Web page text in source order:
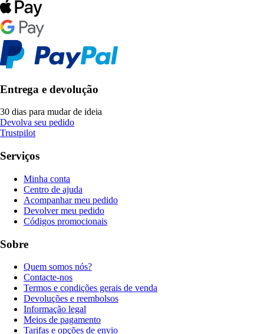
Entrega e devolução
30 dias para mudar de ideia
Devolva seu pedido
Trustpilot
Serviços
Minha conta
Centro de ajuda
Acompanhar meu pedido
Devolver meu pedido
Códigos promocionais
Sobre
Quem somos nós?
Contacte-nos
Termos e condições gerais de venda
Devoluções e reembolsos
Informação legal
Meios de pagamento
Tarifas e opções de envio